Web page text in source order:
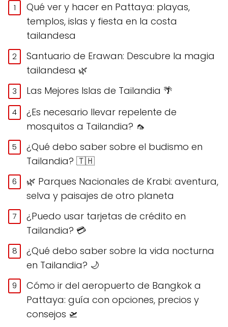
Qué ver y hacer en Pattaya: playas,
templos, islas y fiesta en la costa
tailandesa
Santuario de Erawan: Descubre la magia
tailandesa 🌿
Las Mejores Islas de Tailandia 🌴
¿Es necesario llevar repelente de
mosquitos a Tailandia? 🦟
¿Qué debo saber sobre el budismo en
Tailandia? 🇹🇭
🌿 Parques Nacionales de Krabi: aventura,
selva y paisajes de otro planeta
¿Puedo usar tarjetas de crédito en
Tailandia? 💳
¿Qué debo saber sobre la vida nocturna
en Tailandia? 🌙
Cómo ir del aeropuerto de Bangkok a
Pattaya: guía con opciones, precios y
consejos 🛫